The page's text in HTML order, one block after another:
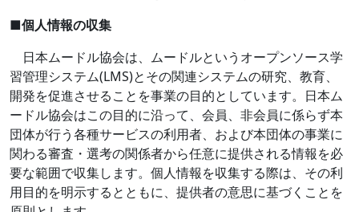
■個人情報の収集
日本ムードル協会は、ムードルというオープンソース学
習管理システム(LMS)とその関連システムの研究、教育、
開発を促進させることを事業の目的としています。日本ム
ードル協会はこの目的に沿って、会員、非会員に係らず本
団体が行う各種サービスの利用者、および本団体の事業に
関わる審査・選考の関係者から任意に提供される情報を必
要な範囲で収集します。個人情報を収集する際は、その利
用目的を明示するとともに、提供者の意思に基づくことを